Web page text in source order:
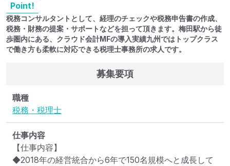
Point!
税務コンサルタントとして、経理のチェックや税務申告書の作成、
税務・財務の提案・サポートなどを担って頂きます。梅田駅から徒
歩圏内にある、クラウド会計MFの導入実績九州ではトップクラス
で働き方も柔軟に対応できる税理士事務所の求人です。
募集要項
職種
税務・税理士
仕事内容
【仕事内容】
◆2018年の経営統合から6年で150名規模へと成長して